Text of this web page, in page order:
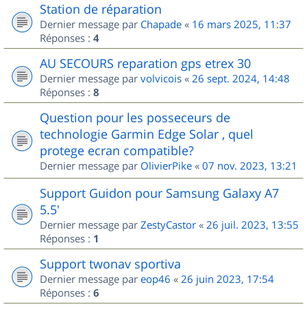
Station de réparation
Dernier message par Chapade « 16 mars 2025, 11:37
Réponses : 4
AU SECOURS reparation gps etrex 30
Dernier message par volvicois « 26 sept. 2024, 14:48
Réponses : 8
Question pour les posseceurs de
technologie Garmin Edge Solar , quel
protege ecran compatible?
Dernier message par OlivierPike « 07 nov. 2023, 13:21
Support Guidon pour Samsung Galaxy A7
5.5'
Dernier message par ZestyCastor « 26 juil. 2023, 13:55
Réponses : 1
Support twonav sportiva
Dernier message par eop46 « 26 juin 2023, 17:54
Réponses : 6